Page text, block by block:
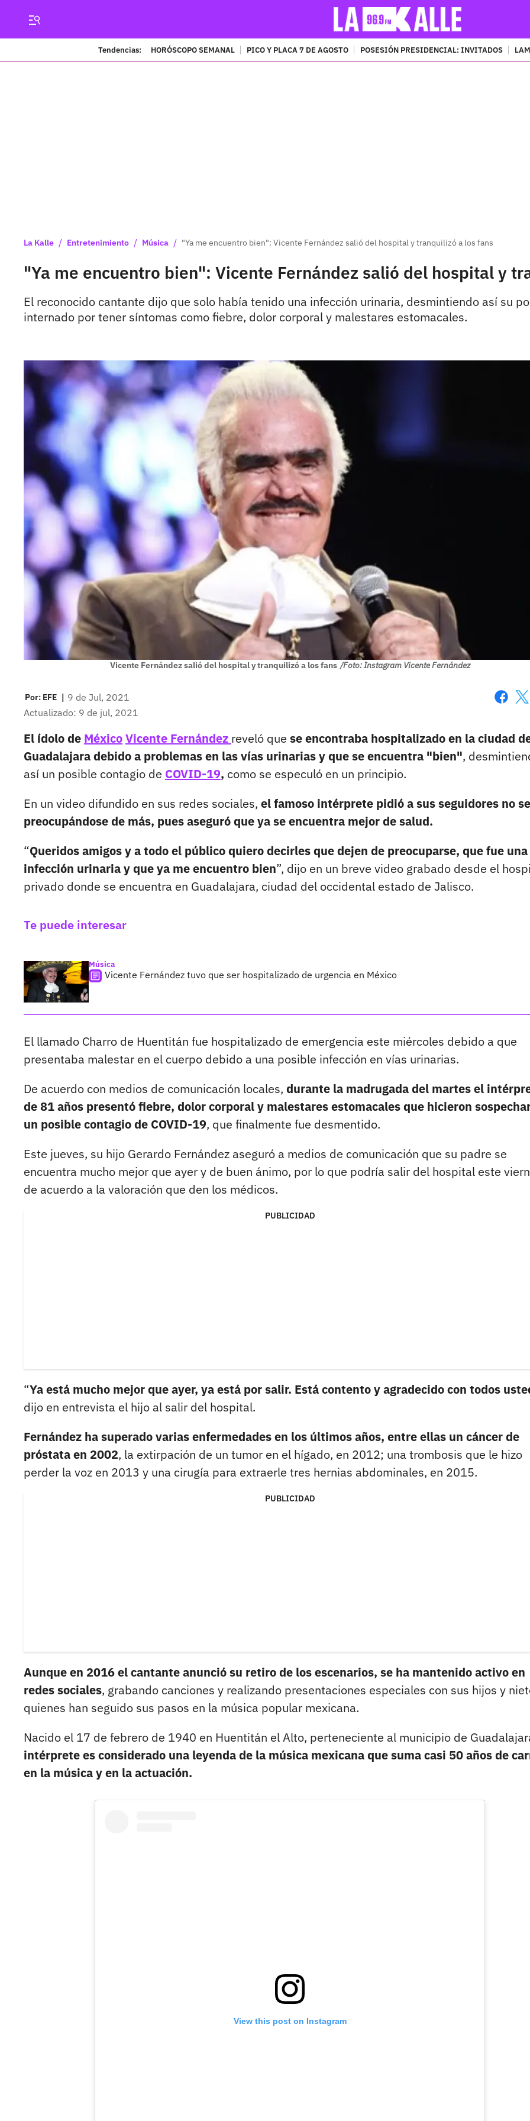
Tendencias: HORÓSCOPO SEMANAL PICO Y PLACA 7 DE AGOSTO POSESIÓN PRESIDENCIAL: INVITADOS
La Kalle / Entretenimiento / Música / "Ya me encuentro bien": Vicente Fernández salió del hospital y tranquilizó a los fans
"Ya me encuentro bien": Vicente Fernández salió del hospital y
El reconocido cantante dijo que solo había tenido una infección urinaria, desmintiendo así su
internado por tener síntomas como fiebre, dolor corporal y malestares estomacales.
Vicente Fernández salió del hospital y tranquilizó a los fans /Foto: Instagram Vicente Fernández
Por: EFE | 9 de Jul, 2021
Actualizado: 9 de jul, 2021
El ídolo de MéxicoVicente Fernández reveló que se encontraba hospitalizado en la ciudad
Guadalajara debido a problemas en las vías urinarias y que se encuentra "bien",
así un posible contagio de COVID-19, como se especuló en un principio.
En un video difundido en sus redes sociales, el famoso intérprete pidió a sus seguidores no
preocupándose de más, pues aseguró que ya se encuentra mejor de salud.
“Queridos amigos y a todo el público quiero decirles que dejen de preocuparse, que fue una
infección urinaria y que ya me encuentro bien”, dijo en un breve video grabado desde el
privado donde se encuentra en Guadalajara, ciudad del occidental estado de Jalisco.
Te puede interesar
Música
Vicente Fernández tuvo que ser hospitalizado de urgencia en México
El llamado Charro de Huentitán fue hospitalizado de emergencia este miércoles debido a que
presentaba malestar en el cuerpo debido a una posible infección en vías urinarias.
De acuerdo con medios de comunicación locales, durante la madrugada del martes el
de 81 años presentó fiebre, dolor corporal y malestares estomacales que hicieron
un posible contagio de COVID-19, que finalmente fue desmentido.
Este jueves, su hijo Gerardo Fernández aseguró a medios de comunicación que su padre se
encuentra mucho mejor que ayer y de buen ánimo, por lo que podría salir del hospital este
de acuerdo a la valoración que den los médicos.
PUBLICIDAD
“Ya está mucho mejor que ayer, ya está por salir. Está contento y agradecido con todos
dijo en entrevista el hijo al salir del hospital.
Fernández ha superado varias enfermedades en los últimos años, entre ellas un cáncer de
próstata en 2002, la extirpación de un tumor en el hígado, en 2012; una trombosis que le hizo
perder la voz en 2013 y una cirugía para extraerle tres hernias abdominales, en 2015.
PUBLICIDAD
Aunque en 2016 el cantante anunció su retiro de los escenarios, se ha mantenido activo en
redes sociales, grabando canciones y realizando presentaciones especiales con sus hijos y
quienes han seguido sus pasos en la música popular mexicana.
Nacido el 17 de febrero de 1940 en Huentitán el Alto, perteneciente al municipio de
intérprete es considerado una leyenda de la música mexicana que suma casi 50 años de
en la música y en la actuación.
View this post on Instagram